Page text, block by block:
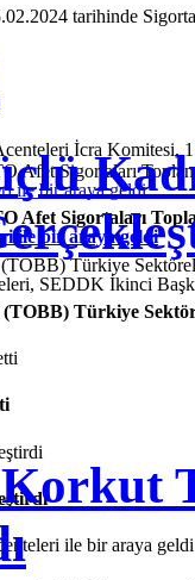
tarihinde
İcra Komitesi,
ile bir araya geldi
SEDDK İkinci
Sigortaları
Türkiye